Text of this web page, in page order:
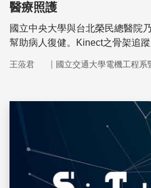
醫療照護
國立中央大學與台北榮民總醫院
幫助病人復健。Kinect之骨架追
合虛擬實境，讓使用者可從遊戲
王蒞君 ｜